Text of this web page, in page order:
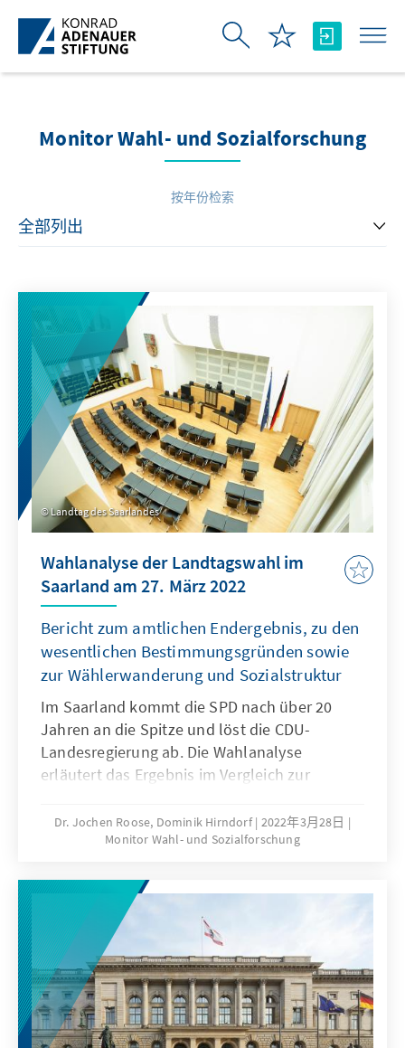
跳转到主内容
Monitor Wahl- und Sozialforschung
按年份检索
Landtag des Saarlandes
Wahlanalyse der Landtagswahl im
Saarland am 27. März 2022
Bericht zum amtlichen Endergebnis, zu den
wesentlichen Bestimmungsgründen sowie
zur Wählerwanderung und Sozialstruktur
Im Saarland kommt die SPD nach über 20
Jahren an die Spitze und löst die CDU-
Landesregierung ab. Die Wahlanalyse
erläutert das Ergebnis im Vergleich zur
wesentlichen Bestimmungsgründe des
Wahlergebnisses. Ausgehend von den
Vorfeld der Wahl werden u. a. die Bedeutung
der Einschätzungen von
Spitzenkandidatinnen und -kandidaten,
Parteikompetenzen sowie die Beurteilung von
Leistungen der Regierung für das
Wahlergebnis erläutert.
Dr. Jochen Roose, Dominik Hirndorf 2022年3月28日
Monitor Wahl- und Sozialforschung